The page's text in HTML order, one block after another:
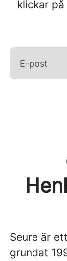
klickar
Seure är
grundat